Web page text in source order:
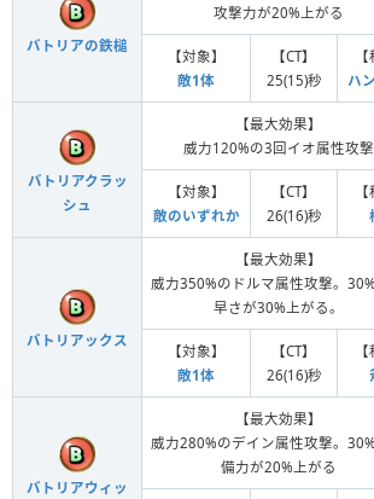
バトリアの鉄槌
攻撃力が20%上がる
【対象】
敵1体
【CT】
25(15)秒
ハ
バトリアクラッ
シュ
【最大効果】
威力120%の3回イオ属性攻撃
【対象】
敵のいずれか
【CT】
26(16)秒
バトリアックス
【最大効果】
威力350%のドルマ属性攻撃。
早さが30%上がる。
【対象】
敵1体
【CT】
26(16)秒
バトリアウィッ
【最大効果】
威力280%のデイン属性攻撃。
備力が20%上がる